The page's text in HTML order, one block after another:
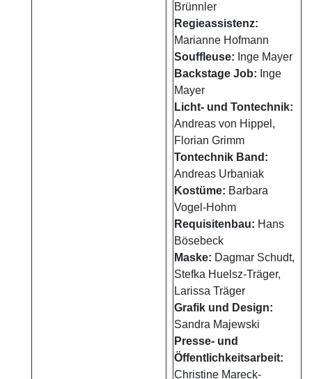
Brünnler
Regieassistenz:
Marianne Hofmann
Souffleuse: Inge Mayer
Backstage Job: Inge
Mayer
Licht- und Tontechnik:
Andreas von Hippel,
Florian Grimm
Tontechnik Band:
Andreas Urbaniak
Kostüme: Barbara
Vogel-Hohm
Requisitenbau: Hans
Bösebeck
Maske: Dagmar Schudt,
Stefka Huelsz-Träger,
Larissa Träger
Grafik und Design:
Sandra Majewski
Presse- und
Öffentlichkeitsarbeit:
Christine Mareck-